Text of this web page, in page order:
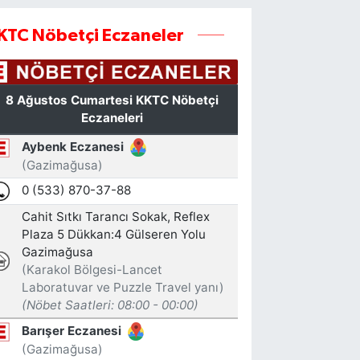
Nöbetçi Eczaneler